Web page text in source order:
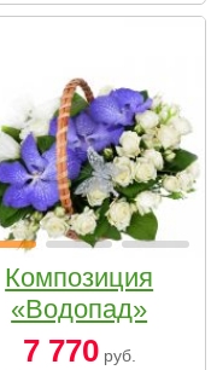
Композиция
«Водопад»
7 770руб.